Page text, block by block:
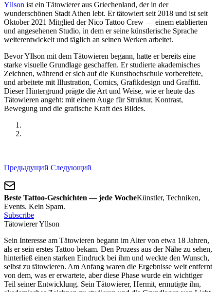
Yllson ist ein Tätowierer aus Griechenland, der in der
wunderschönen Stadt Athen lebt. Er tätowiert seit 2018 und ist seit
Oktober 2021 Mitglied der Nico Tattoo Crew — einem etablierten
und angesehenen Studio, in dem er seine künstlerische Sprache
weiterentwickelt und täglich an seinen Werken arbeitet.
Bevor Yllson mit dem Tätowieren begann, hatte er bereits eine
starke visuelle Grundlage geschaffen. Er studierte akademisches
Zeichnen, während er sich auf die Kunsthochschule vorbereitete,
und arbeitete mit Illustration, Comics, Grafikdesign und Graffiti.
Dieser Hintergrund prägte die Art und Weise, wie er heute das
Tätowieren angeht: mit einem Auge für Struktur, Kontrast,
Bewegung und die grafische Kraft des Bildes.
Предыдущий Следующий
Beste Tattoo-Geschichten — jede WocheKünstler, Techniken,
Events. Kein Spam.
Subscribe
Tätowierer Yllson
Sein Interesse am Tätowieren begann im Alter von etwa 18 Jahren,
als er sein erstes Tattoo bekam. Den Prozess aus der Nähe zu sehen,
hinterließ einen starken Eindruck bei ihm und weckte den Wunsch,
selbst zu tätowieren. Am Anfang waren die Ergebnisse weit entfernt
von dem, was er erwartete, aber diese Phase wurde ein wichtiger
Teil seiner Entwicklung. Sein Tätowierer, Hermit, ermutigte ihn,